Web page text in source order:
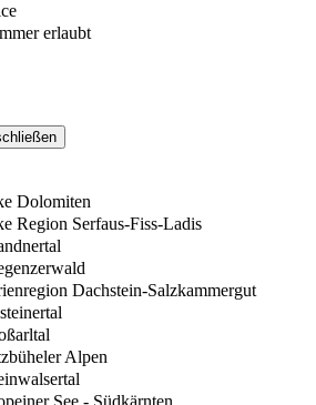
erlaubt
Dolomiten
Region Serfaus-Fiss-Ladis
Dachstein-Salzkammergut
Alpen